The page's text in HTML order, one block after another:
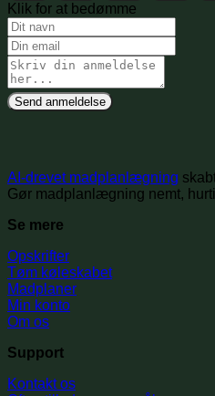
Klik for at bedømme
Send anmeldelse
AI-drevet madplanlægning
Gør madplanlægning nemt,
Se mere
Opskrifter
Tøm køleskabet
Madplaner
Min konto
Om os
Support
Kontakt os